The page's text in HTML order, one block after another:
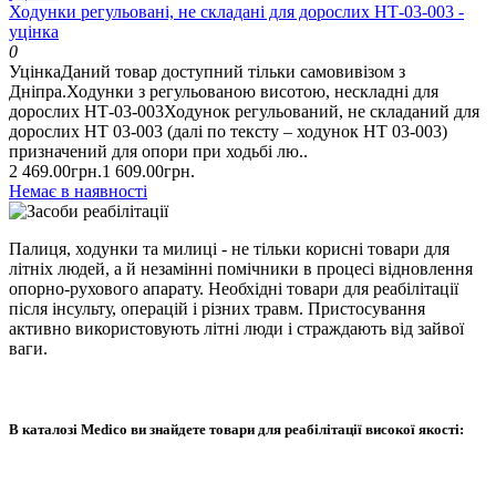
Ходунки регульовані, не складані для дорослих НТ-03-003 -
уцінка
0
УцінкаДаний товар доступний тільки самовивізом з
Дніпра.Ходунки з регульованою висотою, нескладні для
дорослих НТ-03-003Ходунок регульований, не складаний для
дорослих НТ 03-003 (далі по тексту – ходунок НТ 03-003)
призначений для опори при ходьбі лю..
2 469.00грн.1 609.00грн.
Немає в наявності
Палиця, ходунки та милиці - не тільки корисні товари для
літніх людей, а й незамінні помічники в процесі відновлення
опорно-рухового апарату. Необхідні товари для реабілітації
після інсульту, операцій і різних травм. Пристосування
активно використовують літні люди і страждають від зайвої
ваги.
В каталозі Medico ви знайдете товари для реабілітації високої якості: